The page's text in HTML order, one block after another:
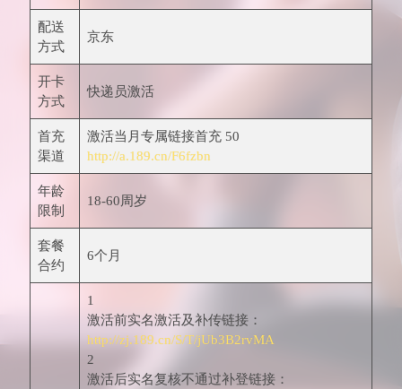
配送
方式
京东
开卡
方式
快递员激活
首充
渠道
激活当月专属链接首充 50
http://a.189.cn/F6fzbn
年龄
限制
18-60周岁
套餐
合约
6个月
1
激活前实名激活及补传链接：
http://zj.189.cn/S/T/jUb3B2rvMA
2
激活后实名复核不通过补登链接：